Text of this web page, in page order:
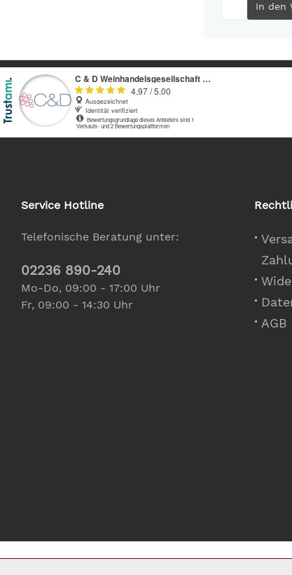
In den
Service Hotline
Telefonische Beratung unter:
02236 890-240
Mo-Do, 09:00 - 17:00 Uhr
Fr, 09:00 - 14:30 Uhr
AGB